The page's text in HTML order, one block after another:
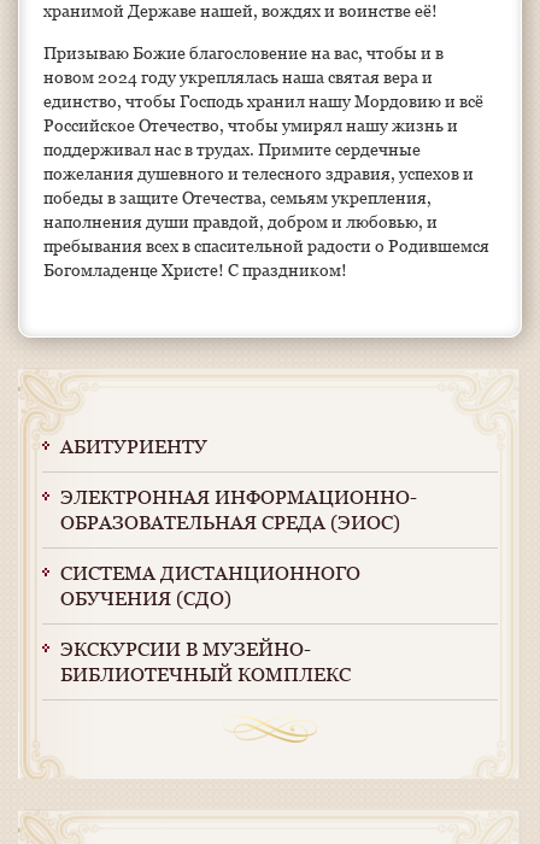
хранимой Державе нашей, вождях и воинстве её!
Призываю Божие благословение на вас, чтобы и в
новом 2024 году укреплялась наша святая вера и
единство, чтобы Господь хранил нашу Мордовию и всё
Российское Отечество, чтобы умирял нашу жизнь и
поддерживал нас в трудах. Примите сердечные
пожелания душевного и телесного здравия, успехов и
победы в защите Отечества, семьям укрепления,
наполнения души правдой, добром и любовью, и
пребывания всех в спасительной радости о Родившемся
Богомладенце Христе! С праздником!
АБИТУРИЕНТУ
ЭЛЕКТРОННАЯ ИНФОРМАЦИОННО-
ОБРАЗОВАТЕЛЬНАЯ СРЕДА (ЭИОС)
СИСТЕМА ДИСТАНЦИОННОГО
ОБУЧЕНИЯ (СДО)
ЭКСКУРСИИ В МУЗЕЙНО-
БИБЛИОТЕЧНЫЙ КОМПЛЕКС